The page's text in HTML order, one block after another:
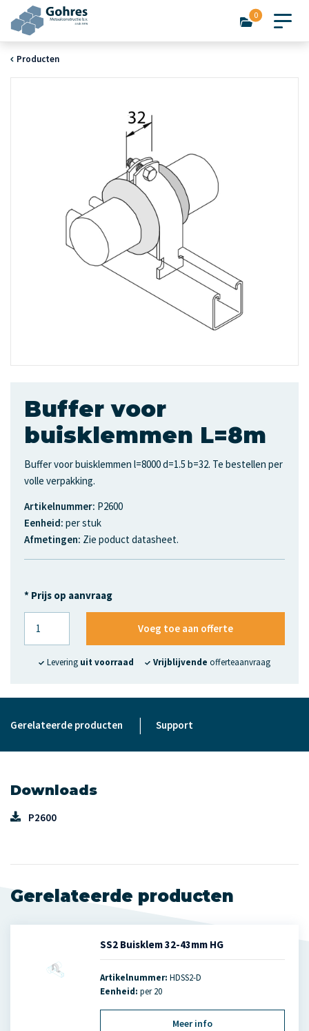
0
Producten
Buffer voor
buisklemmen L=8m
Buffer voor buisklemmen l=8000 d=1.5 b=32. Te bestellen per
volle verpakking.
Artikelnummer: P2600
Eenheid: per stuk
Afmetingen: Zie poduct datasheet.
* Prijs op aanvraag
Voeg toe aan offerte
Levering uit voorraad Vrijblijvende offerteaanvraag
Gerelateerde producten | Support
Downloads
P2600
Gerelateerde producten
SS2 Buisklem 32-43mm HG
Artikelnummer: HDSS2-D
Eenheid: per 20
Meer info